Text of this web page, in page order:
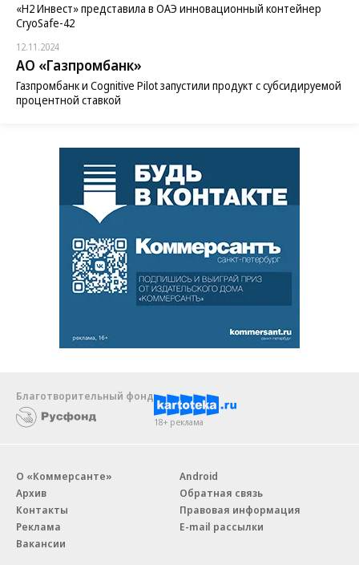
«H2 Инвест» представила в ОАЭ инновационный контейнер
CryoSafe-42
12.11.2024
АО «Газпромбанк»
Газпромбанк и Cognitive Pilot запустили продукт с субсидируемой
процентной ставкой
Благотворительный фонд
18+ реклама
О «Коммерсанте»
Архив
Контакты
Реклама
Вакансии
Android
Обратная связь
Правовая информация
E-mail рассылки